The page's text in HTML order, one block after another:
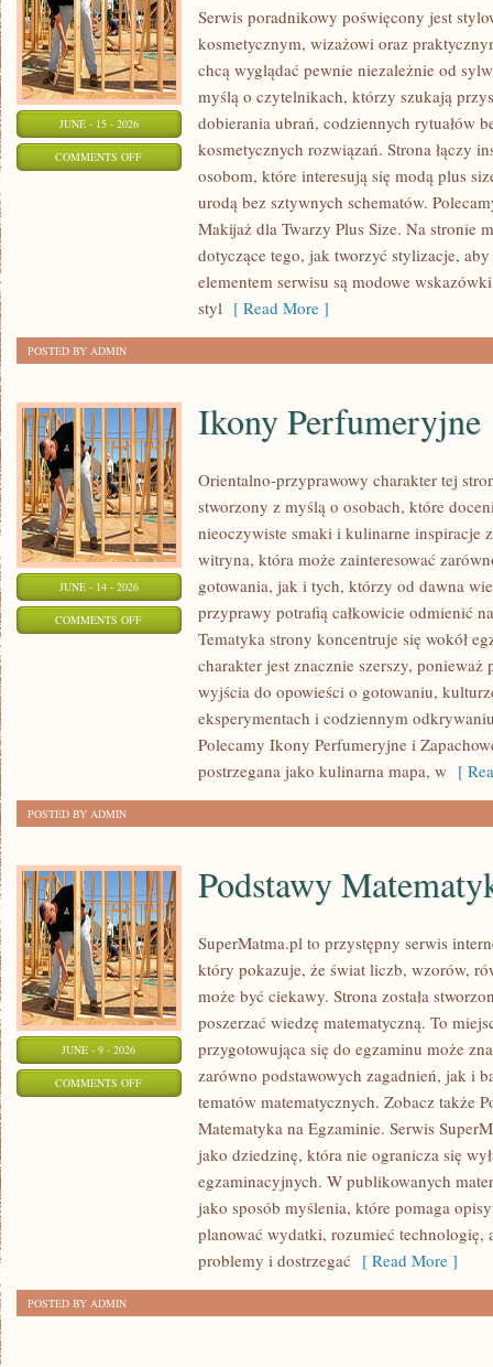
JUNE - 15 - 2026
COMMENTS OFFON
Serwis poradnikowy poświęcony jest
kosmetycznym, wizażowi oraz
chcą wyglądać pewnie niezależnie od
myślą o czytelnikach, którzy szukają
dobierania ubrań, codziennych rytuałów
kosmetycznych rozwiązań. Strona łączy
osobom, które interesują się modą plus
urodą bez sztywnych schematów.
Makijaż dla Twarzy Plus Size. Na stronie
dotyczące tego, jak tworzyć stylizacje,
elementem serwisu są modowe
styl [ Read More ]
POSTED BY ADMIN
JUNE - 14 - 2026
COMMENTS OFFON
PERFUMERYJNE
Ikony Perfumeryjne
Orientalno-przyprawowy charakter tej
stworzony z myślą o osobach, które
nieoczywiste smaki i kulinarne inspiracje
witryna, która może zainteresować
gotowania, jak i tych, którzy od dawna
przyprawy potrafią całkowicie odmienić
Tematyka strony koncentruje się wokół
charakter jest znacznie szerszy,
wyjścia do opowieści o gotowaniu,
eksperymentach i codziennym
Polecamy Ikony Perfumeryjne i
postrzegana jako kulinarna mapa, w [
POSTED BY ADMIN
JUNE - 9 - 2026
COMMENTS OFFON
PODSTAWY
MATEMATYKI
Podstawy
SuperMatma.pl to przystępny serwis
który pokazuje, że świat liczb, wzorów,
może być ciekawy. Strona została
poszerzać wiedzę matematyczną. To
przygotowująca się do egzaminu może
zarówno podstawowych zagadnień, jak i
tematów matematycznych. Zobacz także
Matematyka na Egzaminie. Serwis
jako dziedzinę, która nie ogranicza się
egzaminacyjnych. W publikowanych
jako sposób myślenia, które pomaga
planować wydatki, rozumieć technologię,
problemy i dostrzegać [ Read More ]
POSTED BY ADMIN